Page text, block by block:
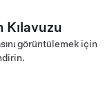
Kılavuzu -
Çin (中文)
Kong (繁體中
(日本語)
– Kuzey
– Orta Doğu
Kılavuzu
görüntülemek için